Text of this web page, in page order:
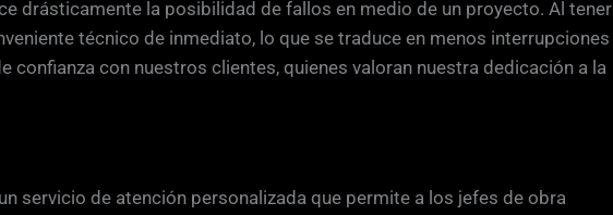
drásticamente la posibilidad de fallos en medio de un proyecto. Al tener
técnico de inmediato, lo que se traduce en menos interrupciones
con nuestros clientes, quienes valoran nuestra dedicación a la
servicio de atención personalizada que permite a los jefes de obra